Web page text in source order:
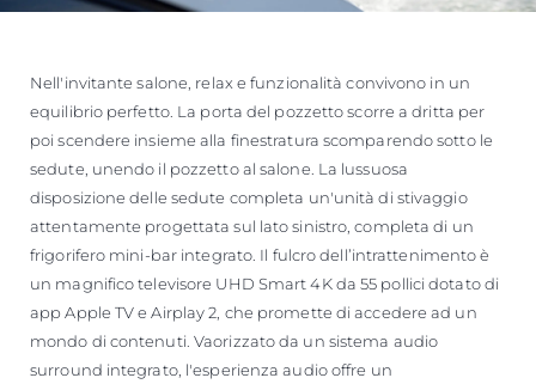
Nell'invitante salone, relax e funzionalità convivono in un
equilibrio perfetto. La porta del pozzetto scorre a dritta per
poi scendere insieme alla finestratura scomparendo sotto le
sedute, unendo il pozzetto al salone. La lussuosa
disposizione delle sedute completa un'unità di stivaggio
attentamente progettata sul lato sinistro, completa di un
frigorifero mini-bar integrato. Il fulcro dell’intrattenimento è
un magnifico televisore UHD Smart 4K da 55 pollici dotato di
app Apple TV e Airplay 2, che promette di accedere ad un
mondo di contenuti. Vaorizzato da un sistema audio
surround integrato, l'esperienza audio offre un